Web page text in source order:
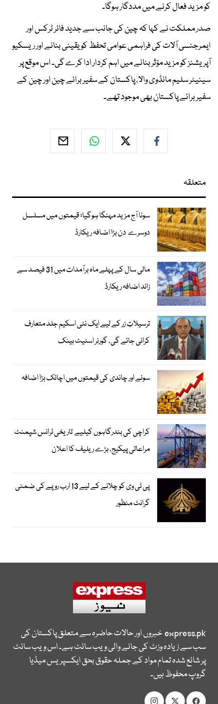
کو مزید فعال کرنے میں مددگار ہوگا۔
صدر مملکت نے کہا کہ چین کی جانب سے جدید فائر ٹرکس اور
ایمرجنسی آلات کی فراہمی عوامی تحفظ کو یقینی بنانے اور ریسکیو
آپریشنز کو مزید مؤثر بنانے میں اہم کردار ادا کرے گی۔ اس موقع پر
سینیٹر سلیم مانڈوی والا، پاکستان کے سفیر برائے چین اور چین کے
سفیر برائے پاکستان بھی موجود تھے۔
متعلقہ
سونا آج مزید مہنگا ہوگیا؛ قیمتوں میں مسلسل
دوسرے دن بڑا اضافہ ریکارڈ
مالی سال کے پہلے ماہ برآمدات میں 31 فیصد سے
زائد اضافہ ریکارڈ
ترسیلاتِ زر کے لیے ایک نئی اسکیم جلد متعارف
کرائی جائے گی، گورنر اسٹیٹ بینک
سونے اور چاندی کی قیمتوں میں اچانک بڑا اضافہ
کراچی کی بندرگاہوں کیلیے تاریخی ٹرانس شپمنٹ
مراعاتی پیکیج، بڑے ریلیف کا اعلان
پی ٹی وی کو چلانے کے لیے 13 ارب روپے کی ضمنی
گرانٹ منظور
express.pkخبروں اور حالات حاضرہ سے متعلق پاکستان کی
سب سے زیادہ وزٹ کی جانے والی ویب سائٹ ہے۔ اس ویب سائٹ
پر شائع شدہ تمام مواد کے جملہ حقوق بحق ایکسپریس میڈیا
گروپ محفوظ ہیں۔